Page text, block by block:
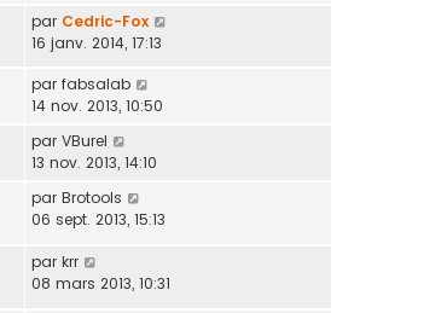
par Cedric-Fox
16 janv. 2014, 17:13
par fabsalab
14 nov. 2013, 10:50
par VBurel
13 nov. 2013, 14:10
par Brotools
06 sept. 2013, 15:13
par krr
08 mars 2013, 10:31